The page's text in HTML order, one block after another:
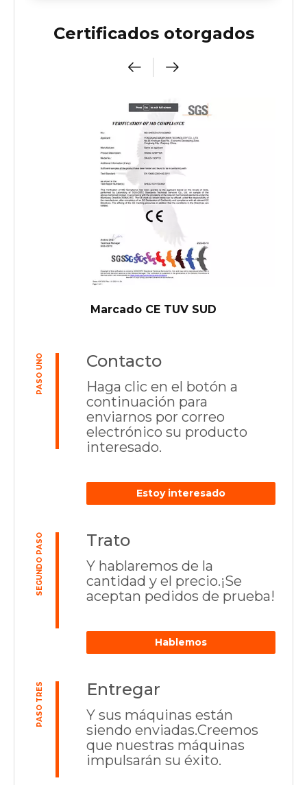
Certificados otorgados
Marcado CE TUV SUD
PASO UNO Contacto
Haga clic en el botón a
continuación para
enviarnos por correo
electrónico su producto
interesado.
Estoy interesado
SEGUNDO PASO Trato
Y hablaremos de la
cantidad y el precio.¡Se
aceptan pedidos de prueba!
Hablemos
PASO TRES Entregar
Y sus máquinas están
siendo enviadas.Creemos
que nuestras máquinas
impulsarán su éxito.